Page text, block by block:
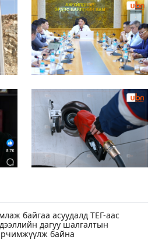
байгаа асуудалд ТЕГ-аас
дагуу шалгалтын
байна